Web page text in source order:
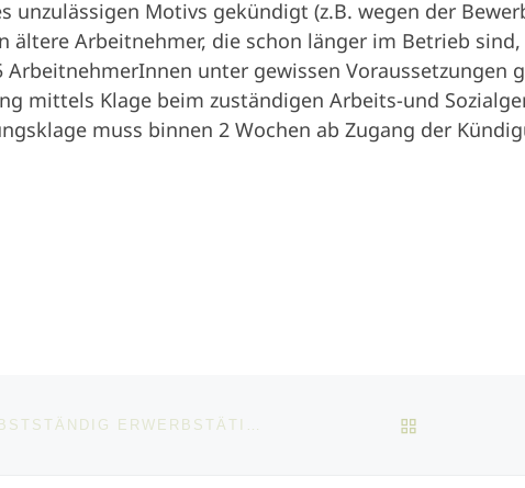
unzulässigen Motivs gekündigt (z.B. wegen der
ältere Arbeitnehmer, die schon länger im Betrieb
unter gewissen Voraussetzungen
mittels Klage beim zuständigen Arbeits-und
muss binnen 2 Wochen ab Zugang der